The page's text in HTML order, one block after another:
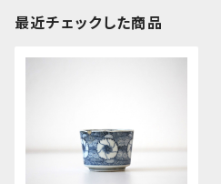
最近チェックした商品